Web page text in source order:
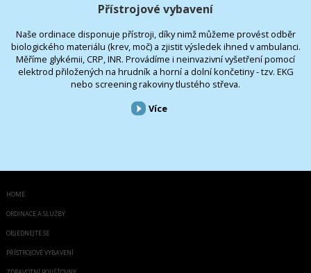
Přístrojové vybavení
Naše ordinace disponuje přístroji, díky nimž můžeme provést odběr
biologického materiálu (krev, moč) a zjistit výsledek ihned v ambulanci.
Měříme glykémii, CRP, INR. Provádíme i neinvazivní vyšetření pomocí
elektrod přiložených na hrudník a horní a dolní končetiny - tzv. EKG
nebo screening rakoviny tlustého střeva.
Více
HOME
ORDINACE A SLUŽBY
OBJEDNEJTE SE
PŘÍSTROJOVÉ VYBAVENÍ